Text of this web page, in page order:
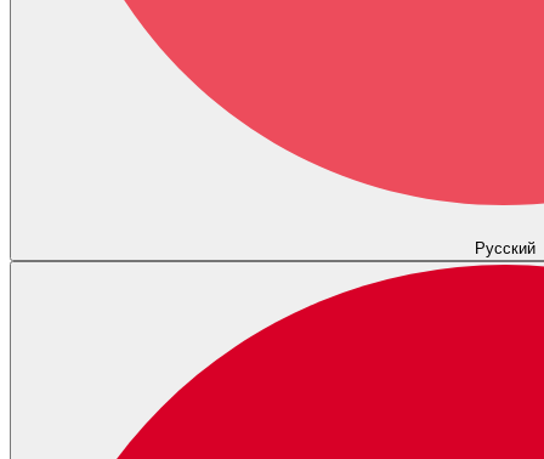
Русский